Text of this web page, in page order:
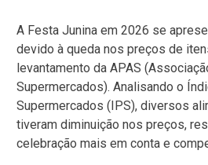
A Festa Junina em 2026 se
devido à queda nos preços de
levantamento da APAS
Supermercados). Analisando o
Supermercados (IPS), diversos
tiveram diminuição nos preços,
celebração mais em conta e